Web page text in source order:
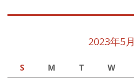
2023年5月
S M T W